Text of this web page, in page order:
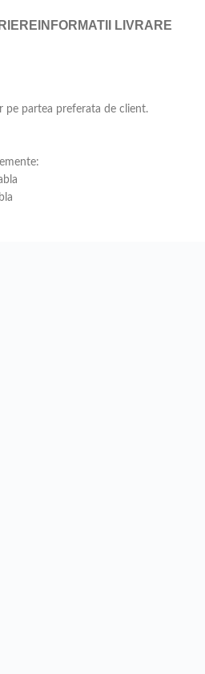
INFORMATII LIVRARE
pe partea preferata de client.